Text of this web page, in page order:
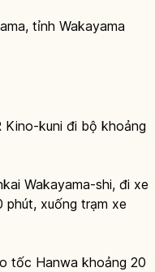
tỉnh Wakayama
Kino-kuni đi bộ khoảng
Wakayama-shi, đi xe
phút, xuống trạm xe
tốc Hanwa khoảng 20